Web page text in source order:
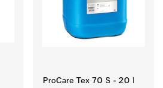
ProCare Tex 70 S - 20 l